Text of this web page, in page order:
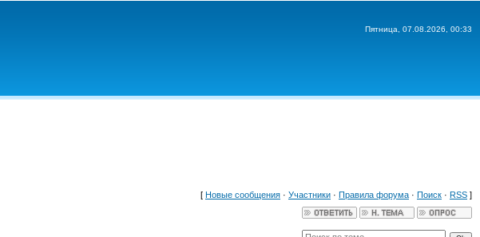
Пятница, 07.08.2026, 00:33
[ Новые сообщения · Участники · Правила форума · Поиск · RSS ]